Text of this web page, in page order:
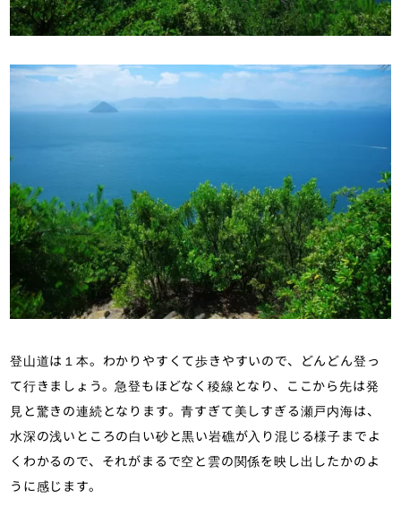
登山道は１本。わかりやすくて歩きやすいので、どんどん登っ
て行きましょう。急登もほどなく稜線となり、ここから先は発
見と驚きの連続となります。青すぎて美しすぎる瀬戸内海は、
水深の浅いところの白い砂と黒い岩礁が入り混じる様子までよ
くわかるので、それがまるで空と雲の関係を映し出したかのよ
うに感じます。